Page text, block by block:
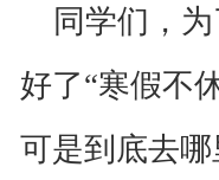
同学们，为
好了“寒假不
可是到底去